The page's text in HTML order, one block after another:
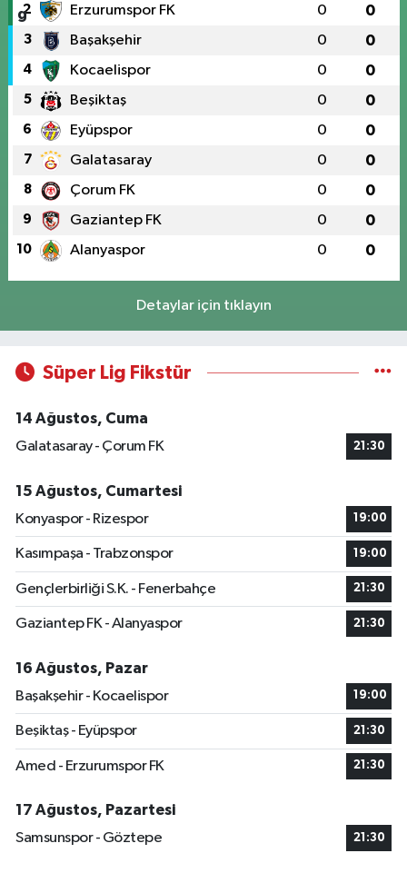
2 Erzurumspor FK 0 0
3 Başakşehir 0 0
4 Kocaelispor 0 0
5 Beşiktaş 0 0
6 Eyüpspor 0 0
7 Galatasaray 0 0
8 Çorum FK 0 0
9 Gaziantep FK 0 0
10 Alanyaspor 0 0
Detaylar için tıklayın
Süper Lig Fikstür
14 Ağustos, Cuma
Galatasaray - Çorum FK
21:30
15 Ağustos, Cumartesi
Konyaspor - Rizespor
19:00
Kasımpaşa - Trabzonspor 19:00
Gençlerbirliği S.K. - Fenerbahçe 21:30
Gaziantep FK - Alanyaspor 21:30
16 Ağustos, Pazar
Başakşehir - Kocaelispor
19:00
Beşiktaş - Eyüpspor 21:30
Amed - Erzurumspor FK 21:30
17 Ağustos, Pazartesi
Samsunspor - Göztepe
21:30